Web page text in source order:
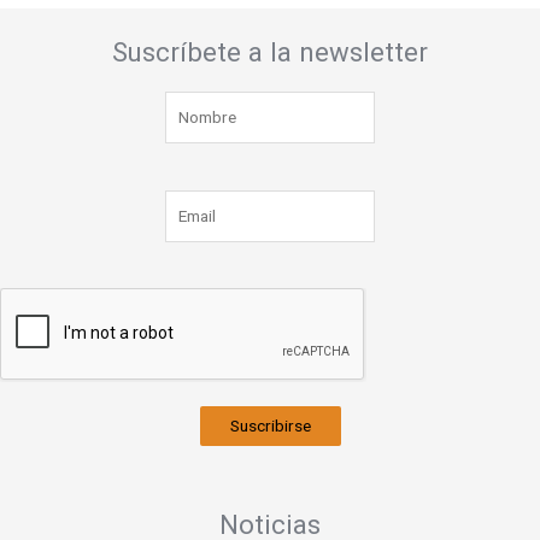
Suscríbete a la newsletter
Suscribirse
Noticias